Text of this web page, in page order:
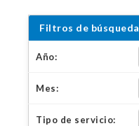
Filtros de búsqueda
Año:
Mes:
Tipo de servicio: